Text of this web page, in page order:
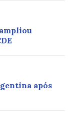
após